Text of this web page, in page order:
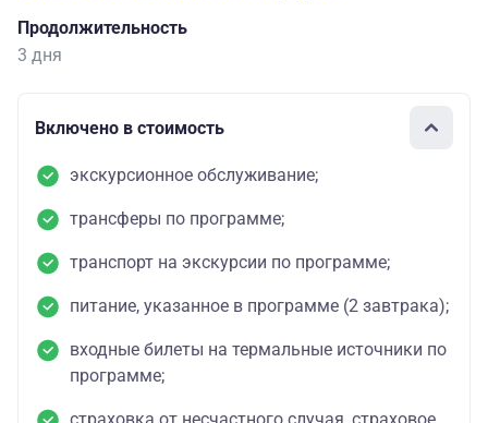
Продолжительность
3 дня
Включено в стоимость
экскурсионное обслуживание;
трансферы по программе;
транспорт на экскурсии по программе;
питание, указанное в программе (2 завтрака);
входные билеты на термальные источники по
программе;